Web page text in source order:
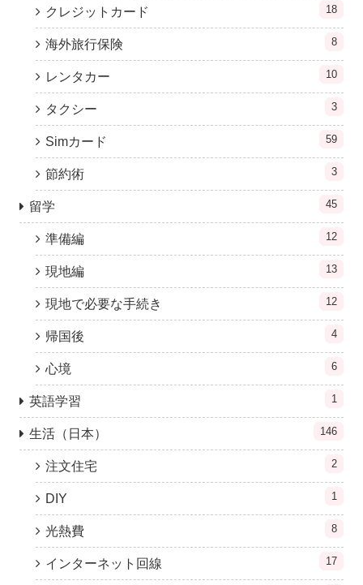
クレジットカード 18
海外旅行保険 8
レンタカー 10
タクシー 3
Simカード 59
節約術 3
留学 45
準備編 12
現地編 13
現地で必要な手続き 12
帰国後 4
心境 6
英語学習 1
生活（日本） 146
注文住宅 2
DIY 1
光熱費 8
インターネット回線 17